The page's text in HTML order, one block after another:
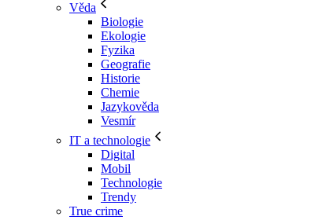
Věda
Biologie
Ekologie
Fyzika
Geografie
Historie
Chemie
Jazykověda
Vesmír
IT a technologie
Digital
Mobil
Technologie
Trendy
True crime